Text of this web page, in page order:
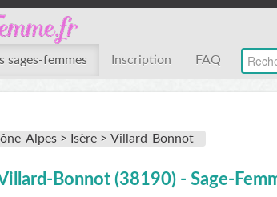
sages-femmes Inscription FAQ
Alpes > Isère > Villard-Bonnot
Bonnot (38190) - Sage-